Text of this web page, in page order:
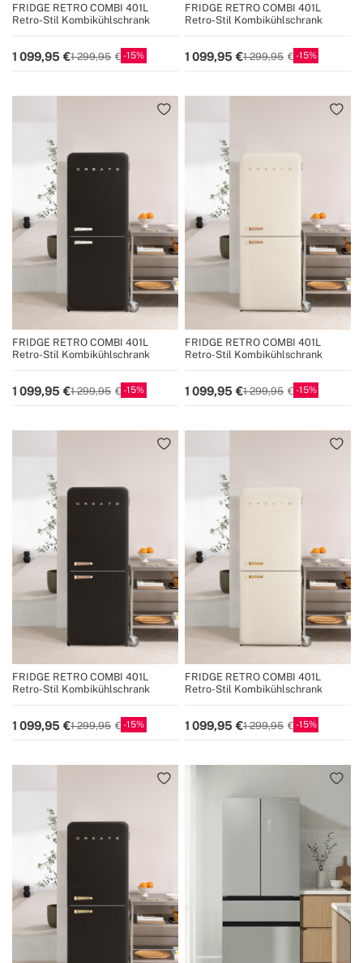
FRIDGE RETRO COMBI 401L
Retro-Stil Kombikühlschrank
1 099,95 1 299,95 15
FRIDGE RETRO COMBI 401L
Retro-Stil Kombikühlschrank
1 099,95 1 299,95 15
FRIDGE RETRO COMBI 401L
Retro-Stil Kombikühlschrank
1 099,95 1 299,95 15
FRIDGE RETRO COMBI 401L
Retro-Stil Kombikühlschrank
1 099,95 1 299,95 15
FRIDGE RETRO COMBI 401L
Retro-Stil Kombikühlschrank
1 099,95 1 299,95 15
FRIDGE RETRO COMBI 401L
Retro-Stil Kombikühlschrank
1 099,95 1 299,95 15